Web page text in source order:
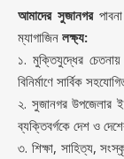
আমাদের সুজানগর
ম্যাগাজিন লক্ষ্য:
১. মুক্তিযুদ্ধের
বিনির্মাণে সার্বিক
২. সুজানগর উপজেলার
ব্যক্তিবর্গকে দেশ ও
৩. শিক্ষা, সাহিত্য,